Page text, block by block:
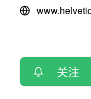
关注